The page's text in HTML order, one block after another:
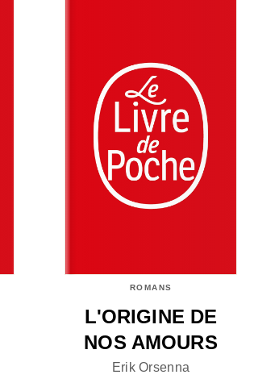
ROMANS
L'ORIGINE DE
NOS AMOURS
Erik Orsenna